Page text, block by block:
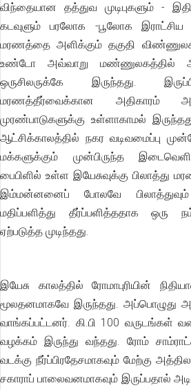
விந்தையான தத்துவ முடிபுகளும் -
கடவுளும் பரலோக -பூலோக
மரணத்தை அளிக்கும் தகுதி
உண்டோ அவ்வாறு மண்ணுலகத்தில்
ஒருசிலருக்கே இருந்தது.
மரணத்தீர்வைக்கான அதிகாரம்
முரண்பாடுகளுக்கு உள்ளாகாமல்
ஆட்சிக்காலத்தில் நகர வடிவமைப்பு
மக்களுக்கும் முன்பிருந்த
பைபிளில் உள்ள இயேசுவுக்கு பிலாத்து
இம்மன்னனைப் போலவே பிலாத்துவும்
மதிப்பளித்து தீர்ப்பளித்ததாக ஒரு
ஏற்படுத்த முடிந்தது.
இயேசு காலத்தில் ரோமாபுரியின்
மூலதனமாகவே இருந்தது. அப்பொழுது
வாங்கப்பட்டனர். கி.பி 100 வருடங்கள்
வழக்கம் இருந்து வந்தது. ரோம்
வடக்கு நீர்ப்பிரதேசமாகவும் மேற்கு
சகாராப் பாலைவனமாகவும் இருப்பதால்